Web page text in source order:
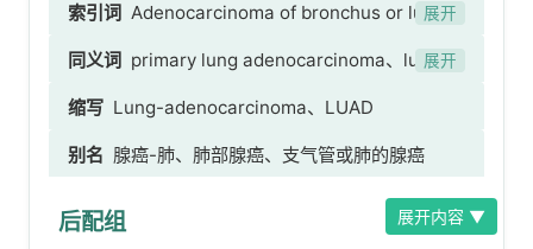
索引词 Adenocarcinoma of bronchus or lung、
支气管或肺腺癌、肺腺癌、原发性肺腺癌、未特指
部位的细支气管腺癌 [possible translation]、未
特指部位的细支气管腺癌、肺黏液腺癌、肺乳头状
腺癌、肺实体癌、肺透明细胞腺癌、肺腺泡细胞
癌、肺印戒细胞癌、肺腺鳞癌、肺黏液性囊腺癌、
混合型肺腺癌、肺胎儿型腺癌、贴壁型腺癌、未特
指部位的细支气管肺泡腺癌、支气管肺泡腺癌、未
展开
同义词 primary lung adenocarcinoma、lung
adenocarcinoma、bronchiolar
adenocarcinoma of unspecified site
展开
缩写 Lung-adenocarcinoma、LUAD
别名 腺癌-肺、肺部腺癌、支气管或肺的腺癌
后配组 展开内容 ▼